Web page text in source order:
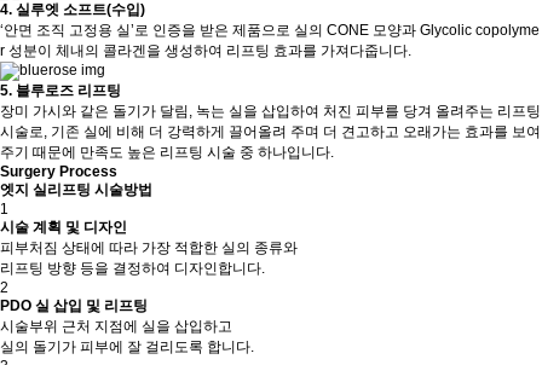
4. 실루엣 소프트(수입)
‘안면 조직 고정용 실’로 인증을 받은 제품으로 실의 CONE 모양과 Glycolic copolyme
r 성분이 체내의 콜라겐을 생성하여 리프팅 효과를 가져다줍니다.
5. 블루로즈 리프팅
장미 가시와 같은 돌기가 달림, 녹는 실을 삽입하여 처진 피부를 당겨 올려주는 리프팅
시술로, 기존 실에 비해 더 강력하게 끌어올려 주며 더 견고하고 오래가는 효과를 보여
주기 때문에 만족도 높은 리프팅 시술 중 하나입니다.
Surgery Process
엣지 실리프팅 시술방법
1
시술 계획 및 디자인
피부처짐 상태에 따라 가장 적합한 실의 종류와
리프팅 방향 등을 결정하여 디자인합니다.
2
PDO 실 삽입 및 리프팅
시술부위 근처 지점에 실을 삽입하고
실의 돌기가 피부에 잘 걸리도록 합니다.